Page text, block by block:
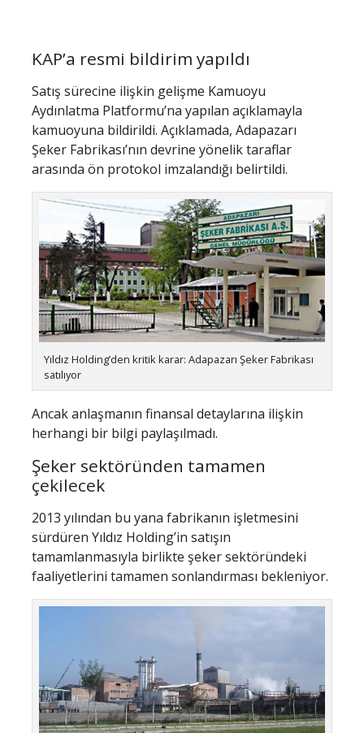
KAP’a resmi bildirim yapıldı
Satış sürecine ilişkin gelişme Kamuoyu
Aydınlatma Platformu’na yapılan açıklamayla
kamuoyuna bildirildi. Açıklamada, Adapazarı
Şeker Fabrikası’nın devrine yönelik taraflar
arasında ön protokol imzalandığı belirtildi.
Yıldız Holding’den kritik karar: Adapazarı Şeker Fabrikası
satılıyor
Ancak anlaşmanın finansal detaylarına ilişkin
herhangi bir bilgi paylaşılmadı.
Şeker sektöründen tamamen
çekilecek
2013 yılından bu yana fabrikanın işletmesini
sürdüren Yıldız Holding’in satışın
tamamlanmasıyla birlikte şeker sektöründeki
faaliyetlerini tamamen sonlandırması bekleniyor.